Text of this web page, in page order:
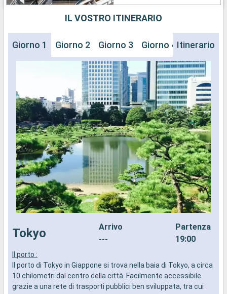
IL VOSTRO ITINERARIO
Giorno 1 Giorno 2 Giorno 3 Giorno 4 Giorno 5
Itinerario
Tokyo
Arrivo
---
Partenza
19:00
Il porto :
Il porto di Tokyo in Giappone si trova nella baia di Tokyo, a circa
10 chilometri dal centro della città. Facilmente accessibile
grazie a una rete di trasporti pubblici ben sviluppata, tra cui